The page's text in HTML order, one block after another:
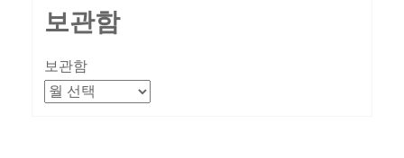
보관함
보관함